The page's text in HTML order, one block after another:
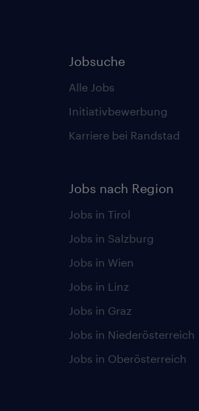
Jobsuche
Alle Jobs
Initiativbewerbung
Karriere bei Randstad
Jobs nach Region
Jobs in Tirol
Jobs in Salzburg
Jobs in Wien
Jobs in Linz
Jobs in Graz
Jobs in Niederösterreich
Jobs in Oberösterreich